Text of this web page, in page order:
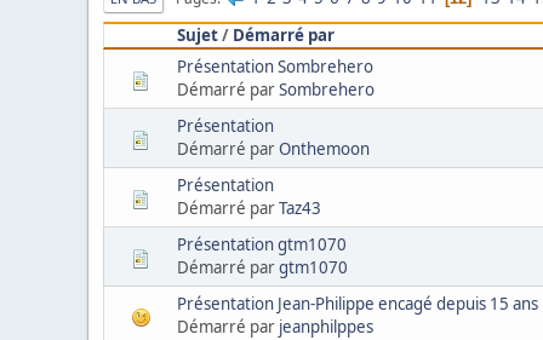
Sujet/ Démarré par
Présentation Sombrehero
Démarré parSombrehero
Présentation
Démarré parOnthemoon
Présentation
Démarré parTaz43
Présentation gtm1070
Démarré pargtm1070
Présentation Jean-Philippe encagé depuis 15 ans
Démarré par jeanphilppes